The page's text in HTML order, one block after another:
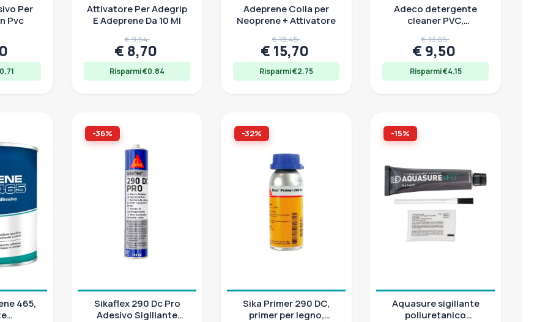
Per
Pvc
Attivatore Per Adegrip
E Adeprene Da 10 Ml
€ 9,54
€ 8,70
Risparmi €0.84
Adeprene Colla per
Neoprene + Attivatore
€ 18,45
€ 15,70
Risparmi €2.75
Adeco detergente
cleaner PVC,
Hypalon, 250 ml
€ 13,65
€ 9,50
Risparmi €4.15
465,
-36%
Sikaflex 290 Dc Pro
Adesivo Sigillante
-32%
Sika Primer 290 DC,
primer per legno,
-15%
Aquasure sigillante
poliuretanico